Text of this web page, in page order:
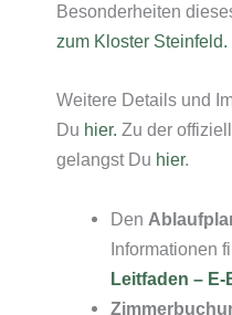
Besonderheiten
zum Kloster Steinfeld.
Weitere Details und
Du hier. Zu der
gelangst Du hier.
Den
Informationen
Leitfaden – E-